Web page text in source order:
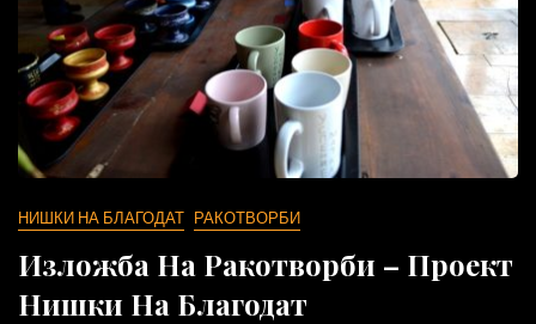
НИШКИ НА БЛАГОДАТ РАКОТВОРБИ
Изложба На Ракотворби – Проект
Нишки На Благодат